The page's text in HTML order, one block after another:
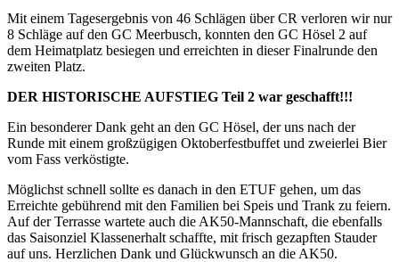
Mit einem Tagesergebnis von 46 Schlägen über CR verloren wir nur
8 Schläge auf den GC Meerbusch, konnten den GC Hösel 2 auf
dem Heimatplatz besiegen und erreichten in dieser Finalrunde den
zweiten Platz.
DER HISTORISCHE AUFSTIEG Teil 2 war geschafft!!!
Ein besonderer Dank geht an den GC Hösel, der uns nach der
Runde mit einem großzügigen Oktoberfestbuffet und zweierlei Bier
vom Fass verköstigte.
Möglichst schnell sollte es danach in den ETUF gehen, um das
Erreichte gebührend mit den Familien bei Speis und Trank zu feiern.
Auf der Terrasse wartete auch die AK50-Mannschaft, die ebenfalls
das Saisonziel Klassenerhalt schaffte, mit frisch gezapften Stauder
auf uns. Herzlichen Dank und Glückwunsch an die AK50.